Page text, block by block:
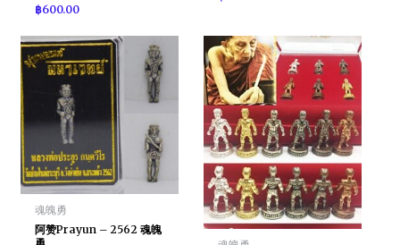
฿600.00
魂魄勇
阿赞Prayun – 2562 魂魄